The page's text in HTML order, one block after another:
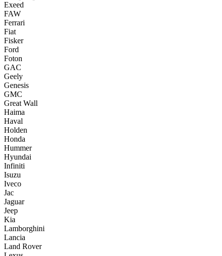
Exeed
FAW
Ferrari
Fiat
Fisker
Ford
Foton
GAC
Geely
Genesis
GMC
Great Wall
Haima
Haval
Holden
Honda
Hummer
Hyundai
Infiniti
Isuzu
Iveco
Jac
Jaguar
Jeep
Kia
Lamborghini
Lancia
Land Rover